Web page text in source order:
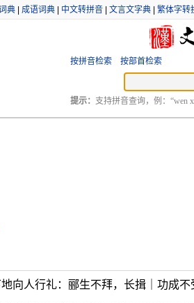
典 成语词典 中文转拼音 文言文字典 繁体字转
按拼音检索 按部首检索
提示： 支持拼音查询，例：“wen
向人行礼：郦生不拜，长揖｜功成